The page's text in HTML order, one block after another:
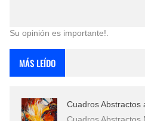
Su opinión es importante!.
MÁS LEÍDO
Cuadros Abstractos
Cuadros Abstractos